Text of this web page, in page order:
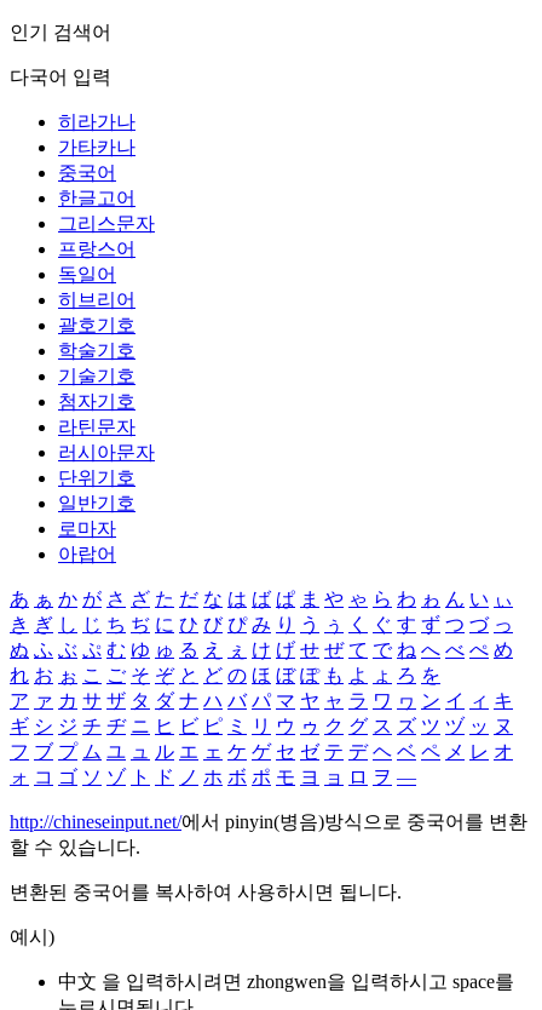
인기 검색어
다국어 입력
히라가나
가타카나
중국어
한글고어
그리스문자
프랑스어
독일어
히브리어
괄호기호
학술기호
기술기호
첨자기호
라틴문자
러시아문자
단위기호
일반기호
로마자
아랍어
あ ぁ か が さ ざ た だ な は ば ぱ ま や ゃ ら わ ゎ ん い ぃ
き ぎ し じ ち ぢ に ひ び ぴ み り う ぅ く ぐ す ず つ づ っ
ぬ ふ ぶ ぷ む ゆ ゅ る え ぇ け げ せ ぜ て で ね へ べ ぺ め
れ お ぉ こ ご そ ぞ と ど の ほ ぼ ぽ も よ ょ ろ を
ア ァ カ サ ザ タ ダ ナ ハ バ パ マ ヤ ャ ラ ワ ヮ ン イ ィ キ
ギ シ ジ チ ヂ ニ ヒ ビ ピ ミ リ ウ ゥ ク グ ス ズ ツ ヅ ッ ヌ
フ ブ プ ム ユ ュ ル エ ェ ケ ゲ セ ゼ テ デ ヘ ベ ペ メ レ オ
ォ コ ゴ ソ ゾ ト ド ノ ホ ボ ポ モ ヨ ョ ロ ヲ ―
http://chineseinput.net/에서 pinyin(병음)방식으로 중국어를 변환
할 수 있습니다.
변환된 중국어를 복사하여 사용하시면 됩니다.
예시)
中文 을 입력하시려면 zhongwen을 입력하시고 space를